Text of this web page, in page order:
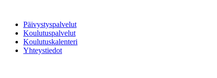
Päivystyspalvelut
Koulutuspalvelut
Koulutuskalenteri
Yhteystiedot